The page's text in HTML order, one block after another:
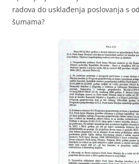
radova do usklađenja poslovanja s
šumama?